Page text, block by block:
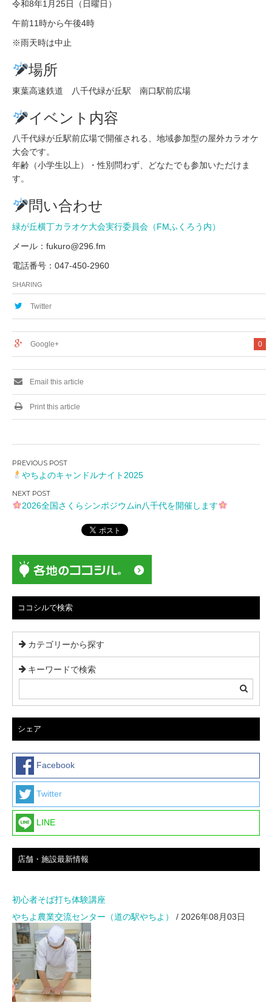
令和8年1月25日（日曜日）
午前11時から午後4時
※雨天時は中止
場所
東葉高速鉄道 八千代緑が丘駅 南口駅前広場
イベント内容
八千代緑が丘駅前広場で開催される、地域参加型の屋外カラオケ
大会です。
年齢（小学生以上）・性別問わず、どなたでも参加いただけま
す。
問い合わせ
緑が丘横丁カラオケ大会実行委員会（FMふくろう内）
メール：fukuro@296.fm
電話番号：047-450-2960
SHARING
Twitter
0
Google+
Email this article
Print this article
投
稿
ナ
ビ
シ
ョ
やちよのキャンドルナイト2025
2026全国さくらシンポジウムin八千代を開催します
ココシルで検索
カテゴリーから探す
キーワードで検索
シェア
Facebook
Twitter
LINE
店舗・施設最新情報
初心者そば打ち体験講座
やちよ農業交流センター（道の駅やちよ）
/ 2026年08月03日